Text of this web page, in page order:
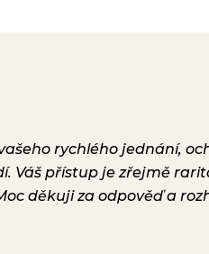
rychlého jednání,
Váš přístup je zřejmě
děkuji za odpověď a